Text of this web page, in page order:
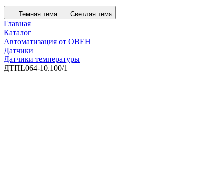
Темная тема Светлая тема
Главная
Каталог
Автоматизация от ОВЕН
Датчики
Датчики температуры
ДТПL064-10.100/1